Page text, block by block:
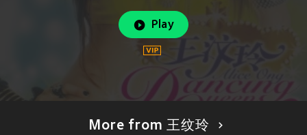
Play
More from 王纹玲